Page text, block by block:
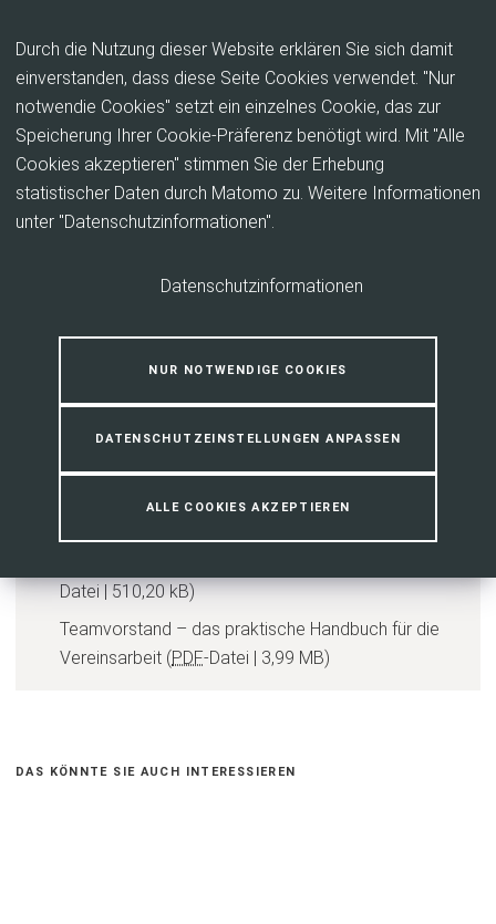
Durch die Nutzung dieser Website erklären Sie sich damit
einverstanden, dass diese Seite Cookies verwendet. "Nur
notwendie Cookies" setzt ein einzelnes Cookie, das zur
Speicherung Ihrer Cookie-Präferenz benötigt wird. Mit "Alle
Cookies akzeptieren" stimmen Sie der Erhebung
statistischer Daten durch Matomo zu. Weitere Informationen
unter "Datenschutzinformationen".
Datenschutzinformationen
NUR NOTWENDIGE COOKIES
DATENSCHUTZEINSTELLUNGEN ANPASSEN
ALLE COOKIES AKZEPTIEREN
Vorstand neu denken
Viele Vereine gehen dazu über, den Vorstand als Team mit
gleichberechtigten Mitgliedern zu organisieren und sich von
Datei 510,20 kB
Teamvorstand – das praktische Handbuch für die
Vereinsarbeit PDF-Datei 3,99 MB
DAS KÖNNTE SIE AUCH INTERESSIEREN